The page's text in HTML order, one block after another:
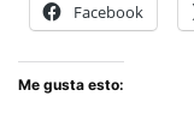
Facebook
Me gusta esto: